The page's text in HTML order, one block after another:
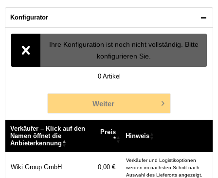
Konfigurator
Ihre Konfiguration ist noch nicht vollständig. Bitte
konfigurieren Sie.
0 Artikel
Weiter
Verkäufer – Klick auf den
Namen öffnet die
Anbieterkennung
Preis
*
Hinweis
Namen öffnet die
Anbieterkennung
*
Wiki Group GmbH
0,00 €
Verkäufer und Logistikoptionen
werden im nächsten Schritt nach
Auswahl des Lieferorts angezeigt.